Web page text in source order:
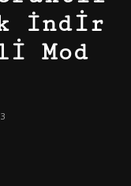
İndir
Mod
3